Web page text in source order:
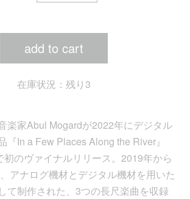
add to cart
在庫状況：残り3
楽家Abul Mogardが2022年にデジタル
『In a Few Places Along the River』
初のヴァイナルリリース。2019年から
アナログ機材とデジタル機材を用いた
て制作された、3つの長尺楽曲を収録